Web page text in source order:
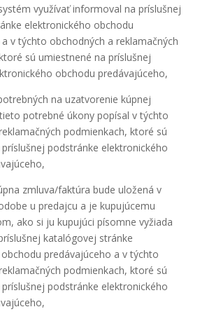
využívať informoval na príslušnej
elektronického obchodu
v týchto obchodných a reklamačných
sú umiestnené na príslušnej
obchodu predávajúceho,
na uzatvorenie kúpnej
potrebné úkony popísal v týchto
podmienkach, ktoré sú
podstránke elektronického
zmluva/faktúra bude uložená v
u predajcu a je kupujúcemu
ako si ju kupujúci písomne vyžiada
katalógovej stránke
predávajúceho a v týchto
podmienkach, ktoré sú
podstránke elektronického